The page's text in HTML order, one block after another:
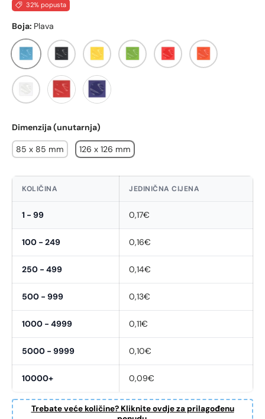
32% popusta
Boja: Plava
Plava Crna Žuta Zelena Crvena Narancasta
Bijela
Tamno CrvenaMornarsko Plava
Dimenzija (unutarnja)
85 x 85 mm 126 x 126 mm
KOLIČINA JEDINIČNA CIJENA
1 - 99 0,17€
100 - 249 0,16€
250 - 499 0,14€
500 - 999 0,13€
1000 - 4999 0,11€
5000 - 9999 0,10€
10000+ 0,09€
Trebate veće količine? Kliknite ovdje za prilagođenu